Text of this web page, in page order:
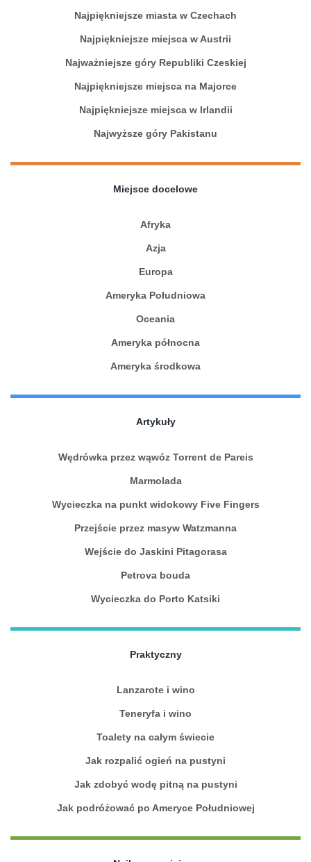
Najpiękniejsze miasta w Czechach
Najpiękniejsze miejsca w Austrii
Najważniejsze góry Republiki Czeskiej
Najpiękniejsze miejsca na Majorce
Najpiękniejsze miejsca w Irlandii
Najwyższe góry Pakistanu
Miejsce docelowe
Afryka
Azja
Europa
Ameryka Południowa
Oceania
Ameryka północna
Ameryka środkowa
Artykuły
Wędrówka przez wąwóz Torrent de Pareis
Marmolada
Wycieczka na punkt widokowy Five Fingers
Przejście przez masyw Watzmanna
Wejście do Jaskini Pitagorasa
Petrova bouda
Wycieczka do Porto Katsiki
Praktyczny
Lanzarote i wino
Teneryfa i wino
Toalety na całym świecie
Jak rozpalić ogień na pustyni
Jak zdobyć wodę pitną na pustyni
Jak podróżować po Ameryce Południowej